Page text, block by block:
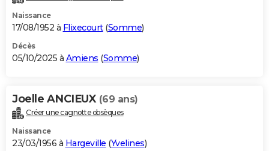
Destinations
City break
Voyage nature
Voyage de noces
Forum
Climat
+PHOTO
GUIDES D'ACHAT
BONS PLANS
Carte de Noël
Carte Bonne année
Carte Saint-Valentin
Carte Pâques
Carte d'anniversaire
DICTIONNAIRE
Dictionnaire
Biographies
Citations
Expressions
Proverbes
PROGRAMME TV
Naissance
17/08/1952 à Flixecourt(Somme)
Décès
05/10/2025 à Amiens (Somme)
Joelle ANCIEUX (69 ans)
Créer une cagnotte obsèques
Naissance
23/03/1956 à Hargeville (Yvelines)